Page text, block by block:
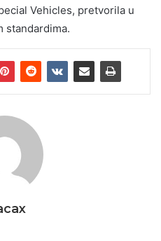
Vehicles, pretvorila u
standardima.